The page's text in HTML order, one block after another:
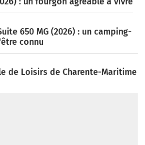
650 MG (2026) : un camping-
connu
de Loisirs de Charente-Maritime